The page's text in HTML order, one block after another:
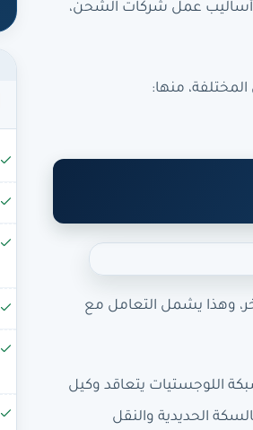
وأساليب عمل شركات الشحن،
منها:
وهذا يشمل التعامل مع
اللوجستيات يتعاقد وكيل
الحديدية والنقل